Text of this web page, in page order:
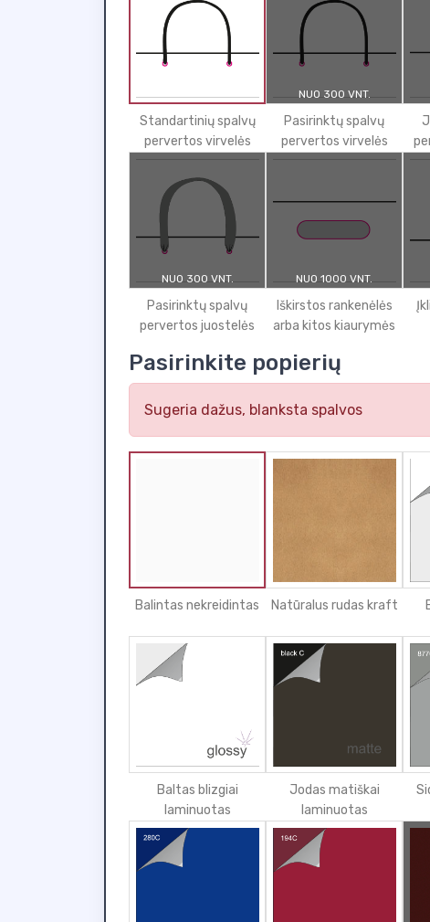
Standartinių spalvų
pervertos virvelės
NUO 300 VNT.
Pasirinktų spalvų
pervertos virvelės
NUO 300 VNT.
Pasirinktų spalvų
pervertos juostelės
NUO 1000 VNT.
Iškirstos rankenėlės
arba kitos kiaurymės
Pasirinkite popierių
Sugeria dažus, blanksta spalvos
Balintas nekreidintas Natūralus rudas kraft
Baltas blizgiai
laminuotas
Jodas matiškai
laminuotas